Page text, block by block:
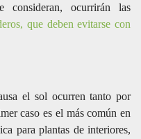
ocurrirán las
que deben evitarse con
el sol ocurren tanto por
caso es el más común en
para plantas de interiores,